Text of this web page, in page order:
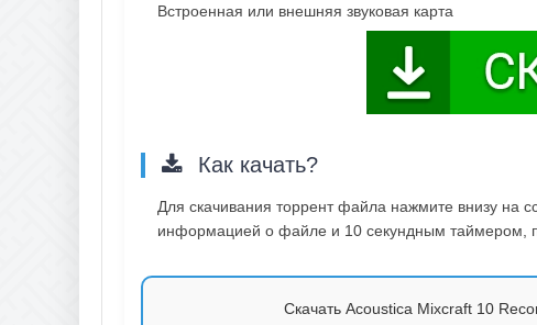
Встроенная или внешняя звуковая карта
Как качать?
Для скачивания торрент файла нажмите внизу на
информацией о файле и 10 секундным таймером,
Скачать Acoustica Mixcraft 10